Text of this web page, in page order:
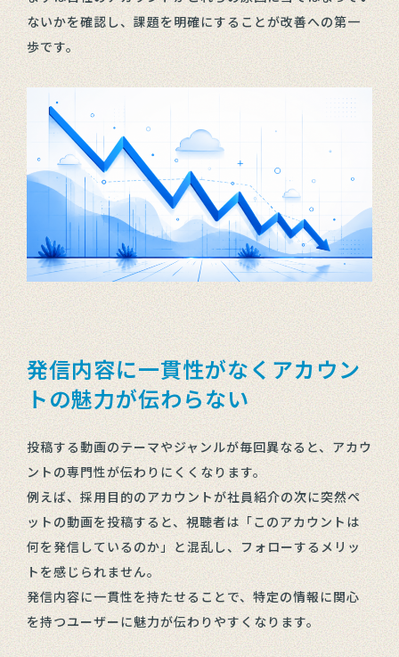
ないかを確認し、課題を明確にすることが改善への第一
歩です。
発信内容に一貫性がなくアカウン
トの魅力が伝わらない
投稿する動画のテーマやジャンルが毎回異なると、アカウ
ントの専門性が伝わりにくくなります。
例えば、採用目的のアカウントが社員紹介の次に突然ペ
ットの動画を投稿すると、視聴者は「このアカウントは
何を発信しているのか」と混乱し、フォローするメリッ
トを感じられません。
発信内容に一貫性を持たせることで、特定の情報に関心
を持つユーザーに魅力が伝わりやすくなります。